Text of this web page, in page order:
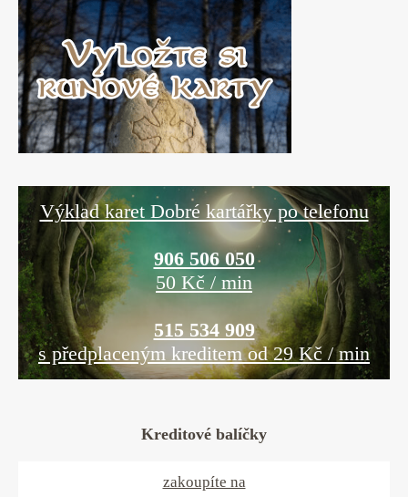
Výklad karet Dobré kartářky po telefonu
906 506 050
50 Kč / min
515 534 909
s předplaceným kreditem od 29 Kč / min
Kreditové balíčky
zakoupíte na